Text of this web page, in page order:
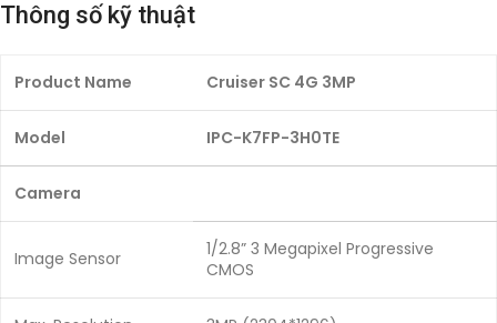
Thông số kỹ thuật
Product Name Cruiser SC 4G 3MP
Model IPC-K7FP-3H0TE
Camera
Image Sensor
1/2.8” 3 Megapixel Progressive
CMOS